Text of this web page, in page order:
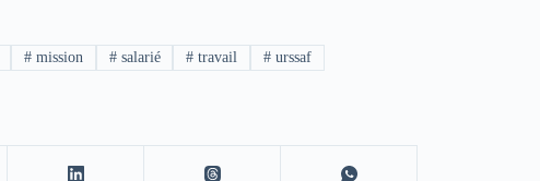
#mission #salarié # travail # urssaf